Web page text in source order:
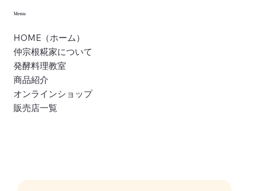
Menu
HOME（ホーム）
仲宗根糀家について
発酵料理教室
商品紹介
オンラインショップ
販売店一覧